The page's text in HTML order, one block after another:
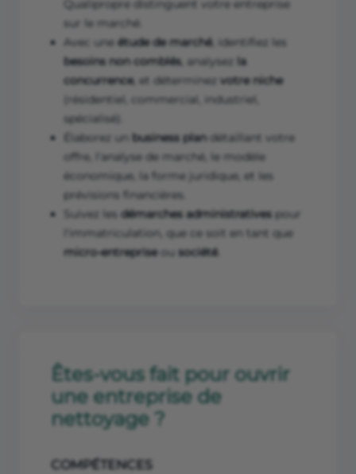
Qualipropre distinguent votre entreprise
sur le marché.
Avec une étude de marché, identifiez les
besoins non comblés, analysez la
concurrence, et déterminez votre niche
(résidentiel, commercial, industriel,
spécialisé).
Élaborez un business plandétaillant votre
offre, l'analyse de marché, le modèle
économique, la forme juridique, et les
prévisions financières.
Suivez les démarches administratives pour
l'immatriculation, que ce soit en tant que
micro-entrepriseou société.
Êtes-vous fait pour ouvrir
une entreprise de
nettoyage ?
COMPÉTENCES